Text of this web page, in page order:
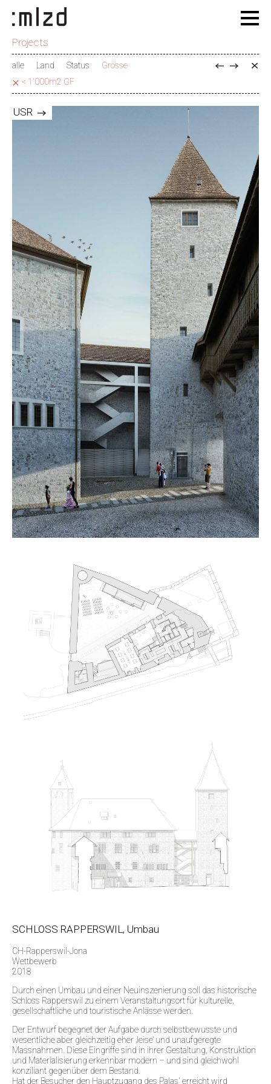
Projects
alle Land Status
Grösse
< 1'000m2 GF
USR
SCHLOSS RAPPERSWIL, Umbau
CH-Rapperswil-Jona
Wettbewerb
2018
Durch einen Umbau und einer Neuinszenierung soll das historische
Schloss Rapperswil zu einem Veranstaltungsort für kulturelle,
gesellschaftliche und touristische Anlässe werden.
Der Entwurf begegnet der Aufgabe durch selbstbewusste und
wesentliche aber gleichzeitig eher ‚leise’ und unaufgeregte
Massnahmen. Diese Eingriffe sind in ihrer Gestaltung, Konstruktion
und Materialisierung erkennbar modern – und sind gleichwohl
konziliant gegenüber dem Bestand.
Hat der Besucher den Hauptzugang des Palas' erreicht wird